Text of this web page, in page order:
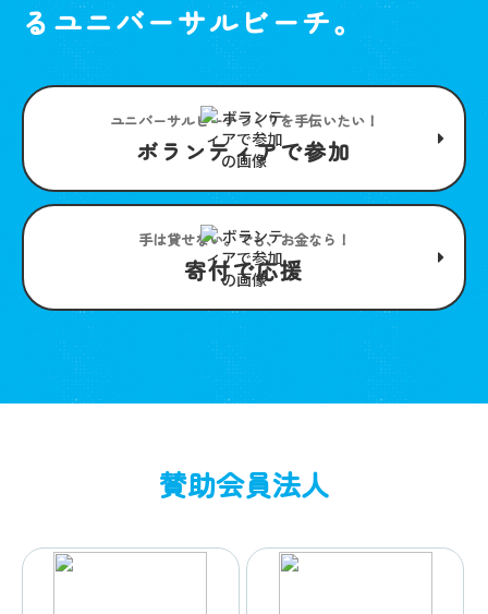
るユニバーサルビーチ。
ユニバーサルビーチつくりを手伝いたい！
ボランティアで参加
手は貸せない。でも、お金なら！
寄付で応援
賛助会員法人